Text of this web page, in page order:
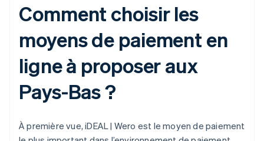
Comment choisir les
moyens de paiement en
ligne à proposer aux
Pays-Bas ?
À première vue, iDEAL | Wero est le moyen de paiement